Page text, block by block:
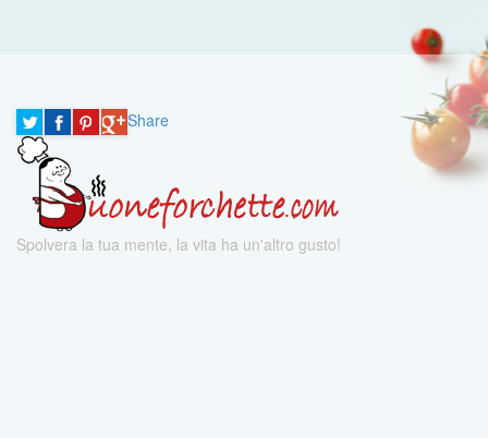
Share
Spolvera la tua mente, la vita ha un'altro gusto!